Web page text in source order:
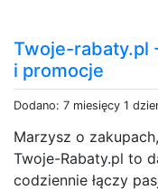
Twoje-rabaty.pl
i promocje
Dodano: 7 miesięcy 1
Marzysz o
Twoje-Rabaty.pl to
codziennie łączy